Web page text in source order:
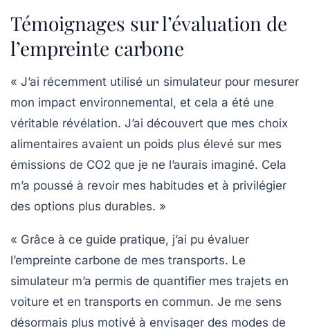
Témoignages sur l’évaluation de
l’empreinte carbone
« J’ai récemment utilisé un simulateur pour mesurer
mon impact environnemental, et cela a été une
véritable révélation. J’ai découvert que mes choix
alimentaires avaient un poids plus élevé sur mes
émissions de CO2 que je ne l’aurais imaginé. Cela
m’a poussé à revoir mes habitudes et à privilégier
des options plus durables. »
« Grâce à ce guide pratique, j’ai pu évaluer
l’empreinte carbone de mes transports. Le
simulateur m’a permis de quantifier mes trajets en
voiture et en transports en commun. Je me sens
désormais plus motivé à envisager des modes de